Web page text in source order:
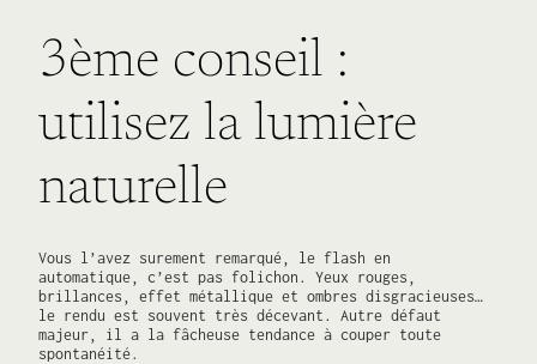
3ème conseil :
utilisez la lumière
naturelle
Vous l’avez surement remarqué, le flash en
automatique, c’est pas folichon. Yeux rouges,
brillances, effet métallique et ombres disgracieuses…
le rendu est souvent très décevant. Autre défaut
majeur, il a la fâcheuse tendance à couper toute
spontanéité.